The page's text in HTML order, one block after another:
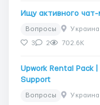
Ищу активного
Вопросы Украина
3 2 702.6K
Upwork Rental Pack
Support
Вопросы Украина